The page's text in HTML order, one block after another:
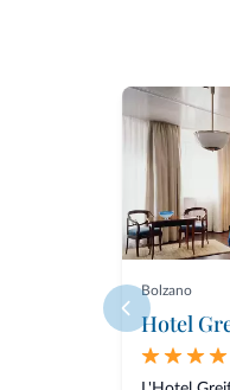
Bolzano